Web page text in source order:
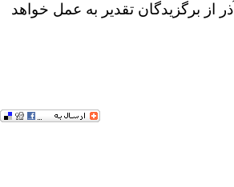
شد: در مراسم ۱۶ آذر از برگزیدگان تقدیر به عمل خواهد